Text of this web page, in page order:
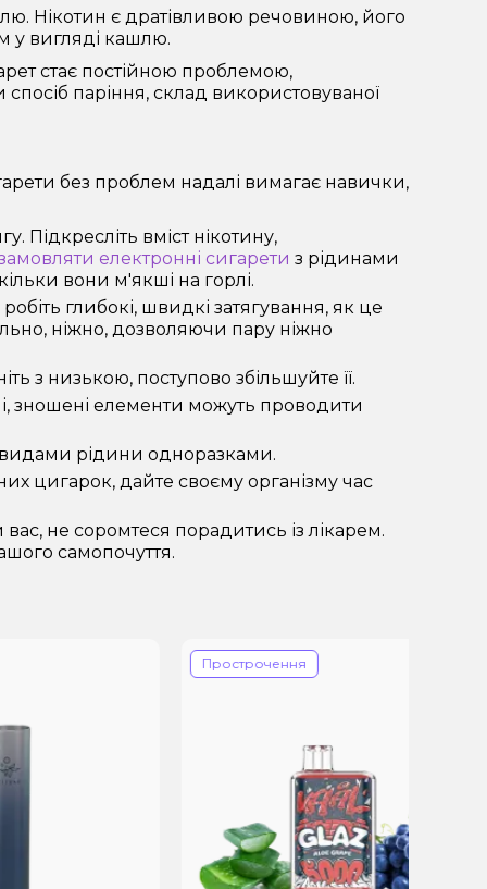
Нікотин є дратівливою речовиною, його
у вигляді кашлю.
стає постійною проблемою,
паріння, склад використовуваної
без проблем надалі вимагає навички,
Підкресліть вміст нікотину,
електронні сигарети з рідинами
вони м'якші на горлі.
глибокі, швидкі затягування, як це
ніжно, дозволяючи пару ніжно
з низькою, поступово збільшуйте її.
зношені елементи можуть проводити
рідини одноразками.
цигарок, дайте своєму організму час
не соромтеся порадитись із лікарем.
самопочуття.
Прострочення